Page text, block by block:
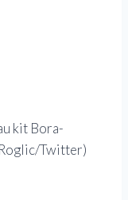
kit Bora-
Twitter)